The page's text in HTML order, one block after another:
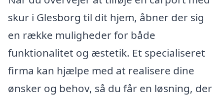
skur i Glesborg til dit hjem, åbner der sig
en række muligheder for både
funktionalitet og æstetik. Et specialiseret
firma kan hjælpe med at realisere dine
ønsker og behov, så du får en løsning, der